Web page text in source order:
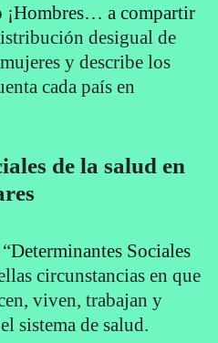
¡Hombres… a compartir
desigual de
y describe los
cada país en
de la salud en
Determinantes Sociales
circunstancias en que
viven, trabajan y
sistema de salud.